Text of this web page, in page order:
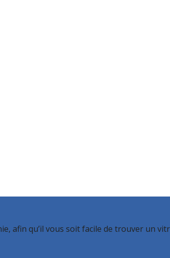
afin qu’il vous soit facile de trouver un